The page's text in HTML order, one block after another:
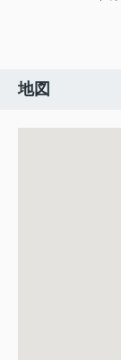
地図